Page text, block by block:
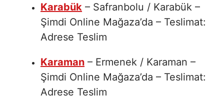
Karabük – Safranbolu / Karabük –
Şimdi Online Mağaza’da – Teslimat:
Adrese Teslim
Karaman – Ermenek / Karaman –
Şimdi Online Mağaza’da – Teslimat:
Adrese Teslim